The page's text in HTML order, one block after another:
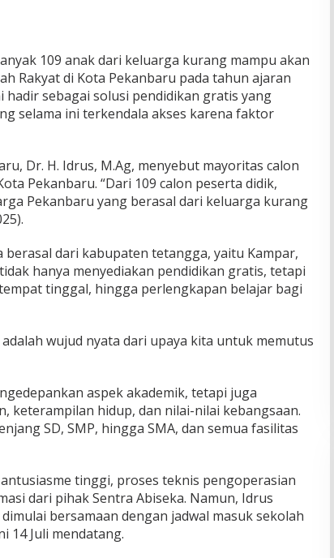
109 anak dari keluarga kurang mampu akan
Rakyat di Kota Pekanbaru pada tahun ajaran
hadir sebagai solusi pendidikan gratis yang
selama ini terkendala akses karena faktor
Dr. H. Idrus, M.Ag, menyebut mayoritas calon
Pekanbaru. “Dari 109 calon peserta didik,
Pekanbaru yang berasal dari keluarga kurang
berasal dari kabupaten tetangga, yaitu Kampar,
hanya menyediakan pendidikan gratis, tetapi
tinggal, hingga perlengkapan belajar bagi
wujud nyata dari upaya kita untuk memutus
aspek akademik, tetapi juga
keterampilan hidup, dan nilai-nilai kebangsaan.
SD, SMP, hingga SMA, dan semua fasilitas
tinggi, proses teknis pengoperasian
dari pihak Sentra Abiseka. Namun, Idrus
bersamaan dengan jadwal masuk sekolah
14 Juli mendatang.